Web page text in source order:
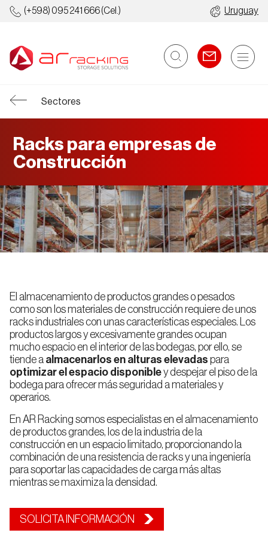
(+598) 095 241 666(Cel.) Uruguay
Estanterías
Metálicas
Rack
de
paletización
Shuttle
Pallet
Rack
de
Pasillo
Angosto
(VNA)
Rack
Depósitos
Automatizados
Automáticos
para
Pallets
Depósito
Autoportante
ASRS
Automáticos
Alimentación
Y Bebidas
Automoción
Logística,
E-
Farmacia
y
Cosmética
Industria
Manufacturera
Sectores
Racks para empresas de
Construcción
El almacenamiento de productos grandes o pesados
como son los materiales de construcción requiere de unos
racks industriales con unas características especiales. Los
productos largos y excesivamente grandes ocupan
mucho espacio en el interior de las bodegas, por ello, se
tiende a almacenarlos en alturas elevadas para
optimizar el espacio disponibley despejar el piso de la
bodega para ofrecer más seguridad a materiales y
operarios.
En AR Racking somos especialistas en el almacenamiento
de productos grandes, los de la industria de la
construcción en un espacio limitado, proporcionando la
combinación de una resistencia de racks y una ingeniería
para soportar las capacidades de carga más altas
mientras se maximiza la densidad.
SOLICITA INFORMACIÓN